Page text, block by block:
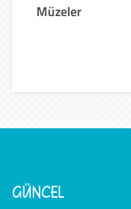
Müzeler
GÜNCEL